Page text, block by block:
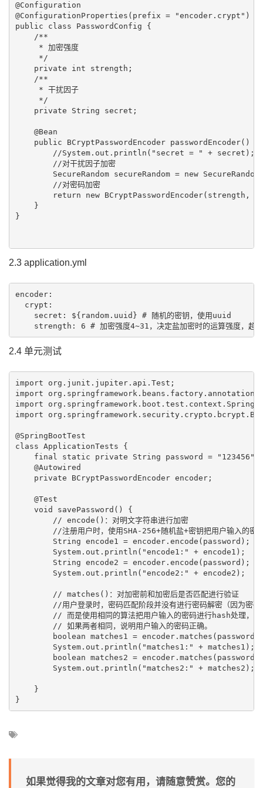
@Configuration
@ConfigurationProperties(prefix = "encoder.crypt")
public class PasswordConfig {
    /**
     * 加密强度
     */
    private int strength;
    /**
     * 干扰因子
     */
    private String secret;
    @Bean
    public BCryptPasswordEncoder passwordEncoder() {
        //System.out.println("secret = " + secret);
        //对干扰因子加密
SecureRandom secureRandom = new
        //对密码加密
return new BCryptPasswordEncoder(strength,
    }
}
2.3 application.yml
encoder:
  crypt:
    secret: ${random.uuid} # 随机的密钥，使用uuid
2.4 单元测试
import org.junit.jupiter.api.Test;
import
import
import
@SpringBootTest
class ApplicationTests {
    final static private String password = "123456";
    @Autowired
    private BCryptPasswordEncoder encoder;
    @Test
    void savePassword() {
        // encode()：对明文字符串进行加密
//注册用户时，使用SHA-256+随机盐+密钥把用户输入的密
        String encode1 = encoder.encode(password);
        System.out.println("encode1:" + encode1);
        String encode2 = encoder.encode(password);
        System.out.println("encode2:" + encode2);
        // matches()：对加密前和加密后是否匹配进行验证
//用户登录时，密码匹配阶段并没有进行密码解密（因为密
// 而是使用相同的算法把用户输入的密码进行hash处理，
        // 如果两者相同，说明用户输入的密码正确。
boolean matches1 = encoder.matches(password,
        System.out.println("matches1:" + matches1);
boolean matches2 = encoder.matches(password,
        System.out.println("matches2:" + matches2);
    }
如果觉得我的文章对您有用，请随意赞赏。您的